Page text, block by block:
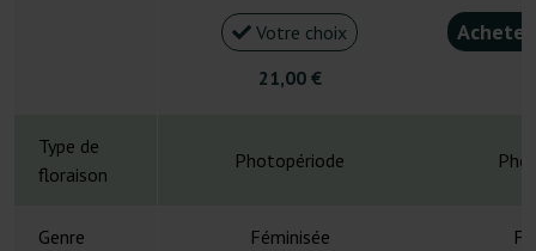
Votre choix
21,00 €
Type de
floraison
Photopériode
Genre Féminisée